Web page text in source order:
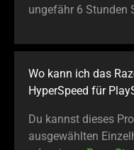
ungefähr 6 Stunden
Wo kann ich das
HyperSpeed für
Du kannst dieses
ausgewählten